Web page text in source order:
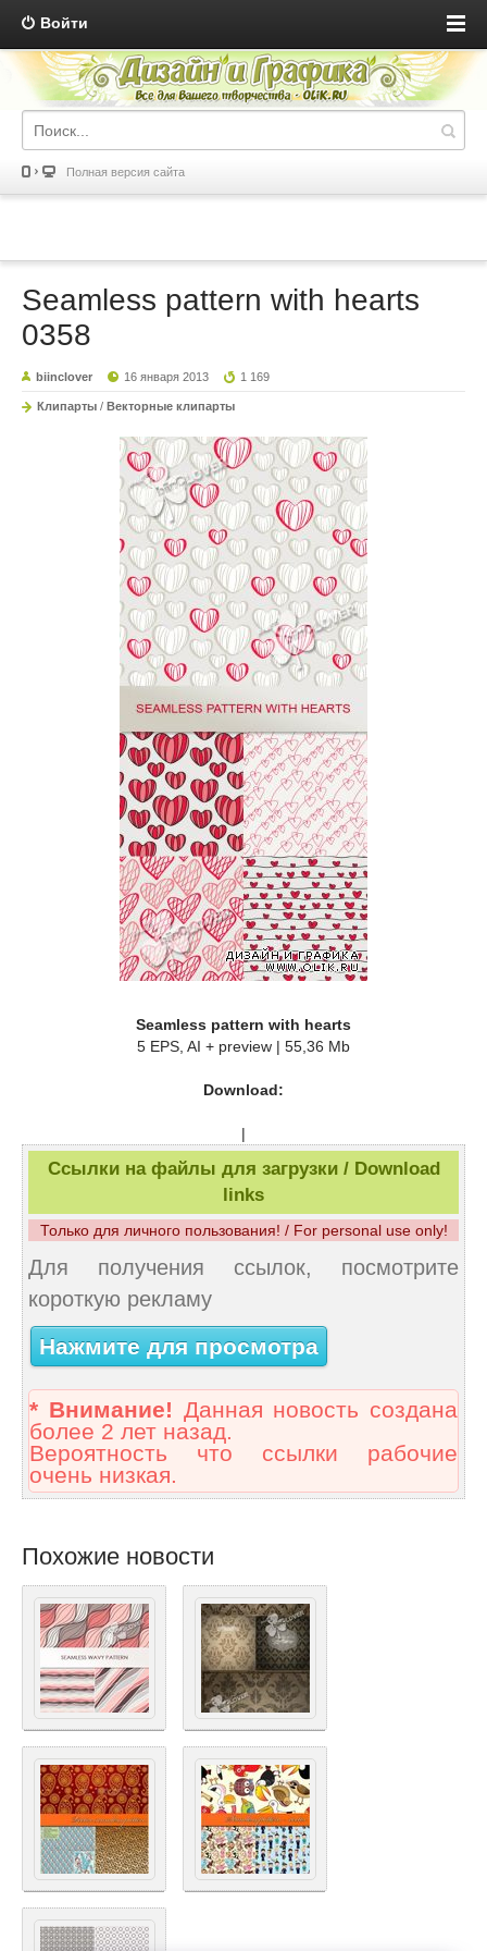
Войти
Полная версия сайта
Seamless pattern with hearts
0358
biinclover 16 января 2013 1 169
Клипарты / Векторные клипарты
Seamless pattern with hearts
5 EPS, AI + preview | 55,36 Mb
Download:
|
Ссылки на файлы для загрузки / Download
links
Только для личного пользования! / For personal use only!
Для получения ссылок, посмотрите
короткую рекламу
Нажмите для просмотра
* Внимание! Данная новость создана
более 2 лет назад.
Вероятность что ссылки рабочие
очень низкая.
Похожие новости